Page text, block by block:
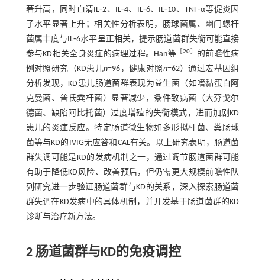
著升高，同时血清IL⁃2、IL⁃4、IL⁃6、IL⁃10、TNF⁃α等促炎因
子水平显著上升；相关性分析表明，肠球菌属、幽门螺杆
菌属丰度与IL⁃6水平呈正相关，提示肠道菌群失衡可能直接
参与KD相关全身炎症的病理过程。Han等 ［20
的前瞻性病
例对照研究（KD患儿n=96，健康对照n=62）通过宏基因组
分析发现，KD患儿肠道菌群表现为益生菌（如嗜黏蛋白阿
克曼菌、普氏粪杆菌）显著减少，条件致病菌（大芬戈尔
德菌、缺陷阿比托菌）过度增殖的失衡模式，进而加剧KD
患儿的炎症反应。特定肠道微生物如多形拟杆菌、粪肠球
菌等与KD的IVIG无应答和CAL有关。以上研究表明，肠道菌
群失调可能是KD的发病机制之一，通过调节肠道菌群可能
有助于降低KD风险、改善预后，但仍需更大规模前瞻性队
列研究进一步验证肠道菌群与KD的关系，深入探索肠道菌
群失调在KD发病中的具体机制，并开发基于肠道菌群的KD
诊断与治疗新方法。
2 肠道菌群与KD的免疫调控